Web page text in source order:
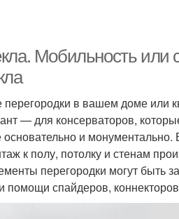
Мобильность
в вашем доме или
— для консерваторов,
и монументально.
к полу, потолку и стенам
перегородки могут быть
помощи спайдеров,